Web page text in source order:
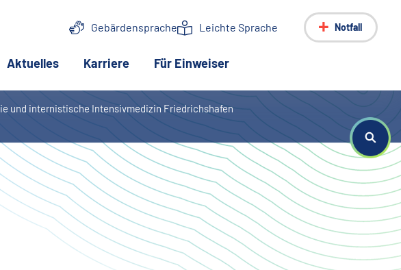
Aktuelles Karriere Für Einweiser
Notfall
Gebärdensprache Leichte Sprache
und internistische Intensivmedizin Friedrichshafen